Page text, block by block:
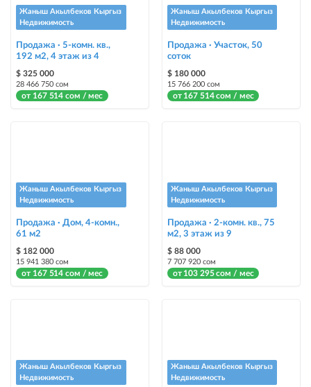
«Срочно»
Стикеры
Яркие стикеры с опциями, выделят ваш объект среди остальных и
помогут продать быстрее
Жаныш Акылбеков Кыргыз
Недвижимость
Продажа · 5-комн. кв.,
192 м2, 4 этаж из 4
$ 325 000
28 466 750 сом
от 167 514 сом / мес
Жаныш Акылбеков Кыргыз
Недвижимость
Продажа · Участок, 50
соток
$ 180 000
15 766 200 сом
от 167 514 сом / мес
Жаныш Акылбеков Кыргыз
Недвижимость
Продажа · Дом, 4-комн.,
61 м2
$ 182 000
15 941 380 сом
от 167 514 сом / мес
Жаныш Акылбеков Кыргыз
Недвижимость
Продажа · 2-комн. кв., 75
м2, 3 этаж из 9
$ 88 000
7 707 920 сом
от 103 295 сом / мес
Жаныш Акылбеков Кыргыз
Недвижимость
Жаныш Акылбеков Кыргыз
Недвижимость